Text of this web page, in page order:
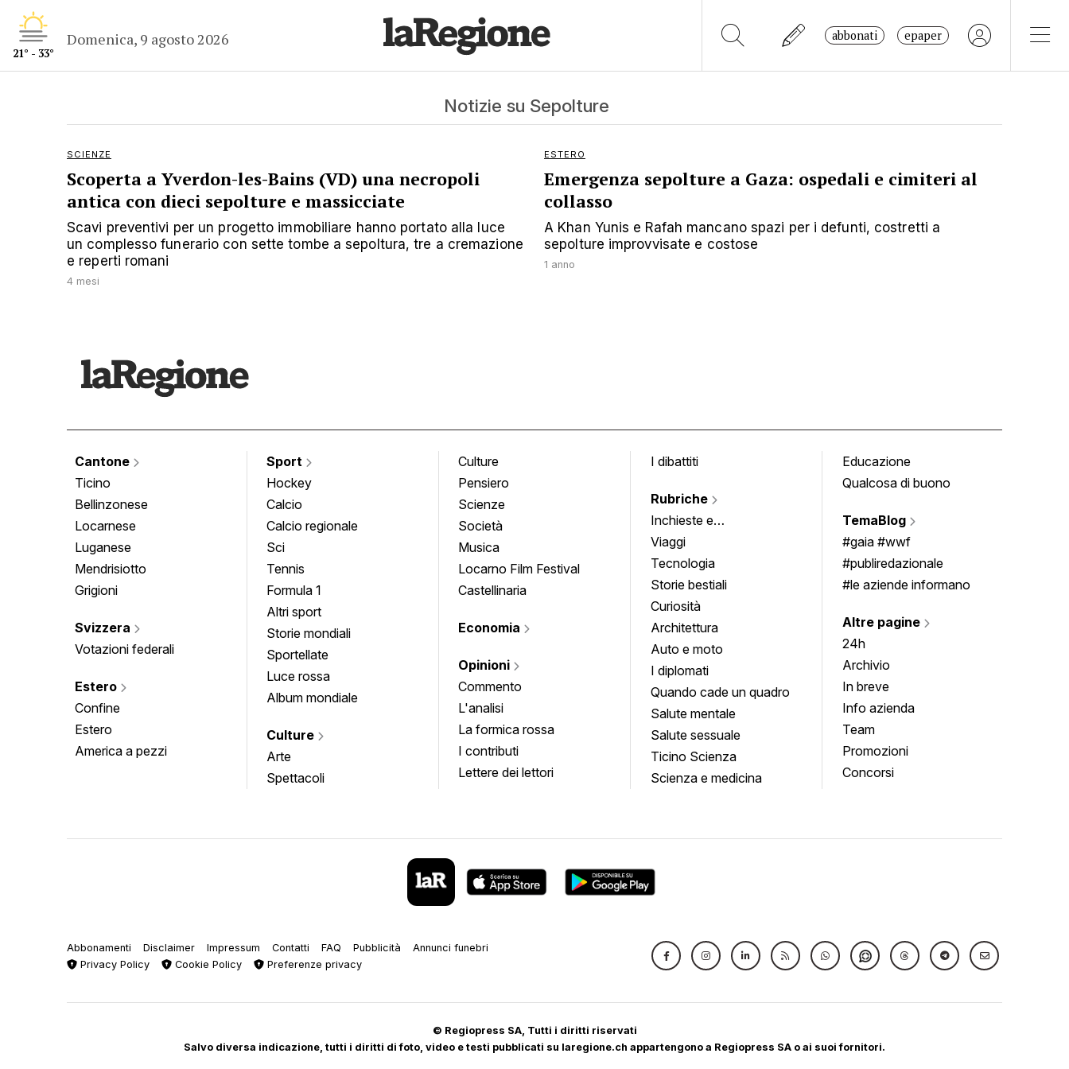
21° - 33°
Domenica, 9 agosto 2026 abbonati epaper
Notizie su Sepolture
SCIENZE
Scoperta a Yverdon-les-Bains (VD) una necropoli
antica con dieci sepolture e massicciate
Scavi preventivi per un progetto immobiliare hanno portato alla luce
un complesso funerario con sette tombe a sepoltura, tre a cremazione
e reperti romani
4 mesi
ESTERO
Emergenza sepolture a Gaza: ospedali e cimiteri al
collasso
A Khan Yunis e Rafah mancano spazi per i defunti, costretti a
sepolture improvvisate e costose
1 anno
Cantone
Ticino
Bellinzonese
Locarnese
Luganese
Mendrisiotto
Grigioni
Svizzera
Votazioni federali
Estero
Confine
Estero
America a pezzi
Sport
Hockey
Calcio
Calcio regionale
Sci
Tennis
Formula 1
Altri sport
Storie mondiali
Sportellate
Luce rossa
Album mondiale
Culture
Arte
Spettacoli
Culture
Pensiero
Scienze
Società
Musica
Locarno Film Festival
Castellinaria
Economia
Opinioni
Commento
L'analisi
La formica rossa
I contributi
Lettere dei lettori
I dibattiti
Rubriche
Inchieste e
approfondimenti
Viaggi
Tecnologia
Storie bestiali
Curiosità
Architettura
Auto e moto
I diplomati
Quando cade un quadro
Salute mentale
Salute sessuale
Ticino Scienza
Scienza e medicina
Educazione
Qualcosa di buono
TemaBlog
#gaia #wwf
#publiredazionale
#le aziende informano
Altre pagine
24h
Archivio
In breve
Info azienda
Team
Promozioni
Concorsi
Abbonamenti Disclaimer Impressum Contatti FAQ Pubblicità
Annunci funebri
Privacy Policy
Cookie Policy Preferenze privacy
© Regiopress SA, Tutti i diritti riservati
Salvo diversa indicazione, tutti i diritti di foto, video e testi pubblicati su laregione.ch appartengono a Regiopress SA o ai suoi fornitori.